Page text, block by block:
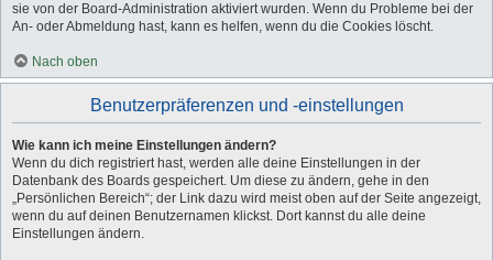
sie von der Board-Administration aktiviert wurden. Wenn du Probleme bei der
An- oder Abmeldung hast, kann es helfen, wenn du die Cookies löscht.
Nach oben
Benutzerpräferenzen und -einstellungen
Wie kann ich meine Einstellungen ändern?
Wenn du dich registriert hast, werden alle deine Einstellungen in der
Datenbank des Boards gespeichert. Um diese zu ändern, gehe in den
„Persönlichen Bereich“; der Link dazu wird meist oben auf der Seite angezeigt,
wenn du auf deinen Benutzernamen klickst. Dort kannst du alle deine
Einstellungen ändern.